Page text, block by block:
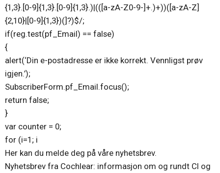
{1,3}.[0-9]{1,3}.[0-9]{1,3}.)|(([a-zA-Z0-9-]+.)+))([a-zA-Z]
{2,10}|[0-9]{1,3})(]?)$/;
if(reg.test(pf_Email) == false)
{
alert(‘Din e-postadresse er ikke korrekt. Vennligst prøv
igjen.’);
SubscriberForm.pf_Email.focus();
return false;
}
var counter = 0;
for (i=1; i
Her kan du melde deg på våre nyhetsbrev.
Nyhetsbrev fra Cochlear: informasjon om og rundt CI og